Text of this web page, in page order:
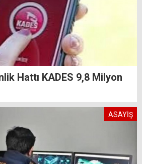
Hattı KADES 9,8 Milyon
ASAYİŞ